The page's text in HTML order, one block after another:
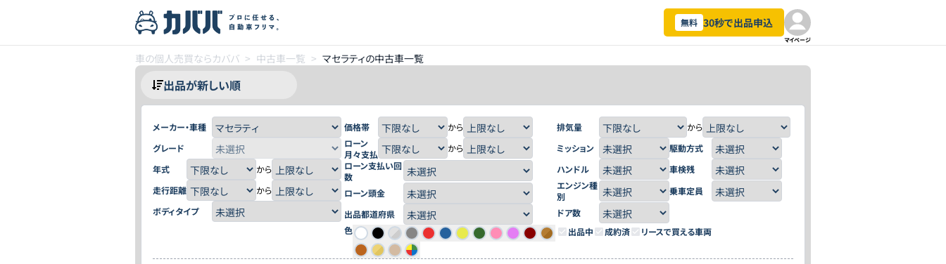
無料 30秒で出品申込
マイページ
車の個人売買ならカババ > 中古車一覧 > マセラティの中古車一覧
メーカー・車種
グレード
年式
から
走行距離
から
ボディタイプ
価格帯
から
ローン
月々支払
から
ローン支払い回
数
ローン頭金
出品都道府県
色
排気量
から
ミッション
駆動方式
ハンドル
車検残
エンジン種
別
乗車定員
ドア数
出品中
成約済 リースで買える車両